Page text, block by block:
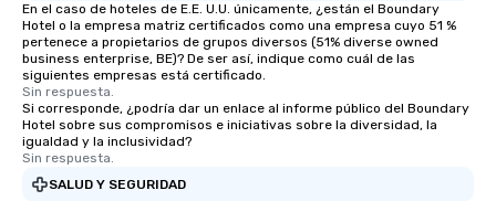
En el caso de hoteles de E.E. U.U. únicamente, ¿están el Boundary
Hotel o la empresa matriz certificados como una empresa cuyo 51 %
pertenece a propietarios de grupos diversos (51% diverse owned
business enterprise, BE)? De ser así, indique como cuál de las
siguientes empresas está certificado.
Sin respuesta.
Si corresponde, ¿podría dar un enlace al informe público del Boundary
Hotel sobre sus compromisos e iniciativas sobre la diversidad, la
igualdad y la inclusividad?
Sin respuesta.
SALUD Y SEGURIDAD